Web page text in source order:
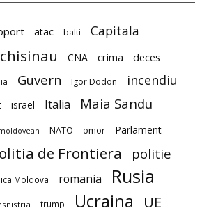
atac balti Capitala
chisinau CNA crima deces
Guvern Igor Dodon incendiu
israel Italia Maia Sandu
NATO omor Parlament
de Frontiera politie
Moldova romania Rusia
trump Ucraina UE